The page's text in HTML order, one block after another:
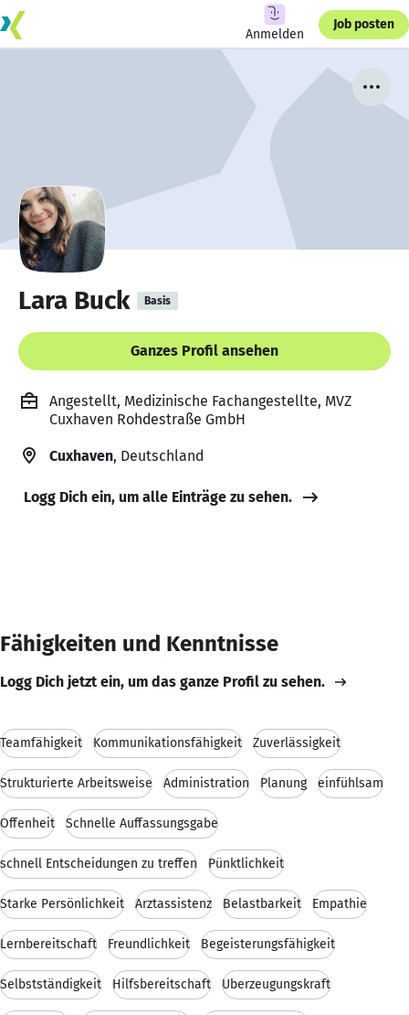
Anmelden
Job posten
Lara Buck Basis
Ganzes Profil ansehen
Angestellt, Medizinische Fachangestellte, MVZ
Cuxhaven Rohdestraße GmbH
Cuxhaven, Deutschland
Logg Dich ein, um alle Einträge zu sehen.
Fähigkeiten und Kenntnisse
Logg Dich jetzt ein, um das ganze Profil zu sehen.
Teamfähigkeit Kommunikationsfähigkeit Zuverlässigkeit
Strukturierte Arbeitsweise Administration Planung einfühlsam
Offenheit Schnelle Auffassungsgabe
schnell Entscheidungen zu treffen Pünktlichkeit
Starke Persönlichkeit Arztassistenz Belastbarkeit Empathie
Lernbereitschaft Freundlichkeit Begeisterungsfähigkeit
Selbstständigkeit Hilfsbereitschaft Überzeugungskraft